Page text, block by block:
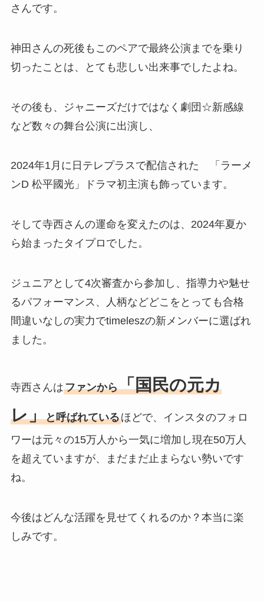
さんです。
神田さんの死後もこのペアで最終公演までを乗り
切ったことは、とても悲しい出来事でしたよね。
その後も、ジャニーズだけではなく劇団☆新感線
など数々の舞台公演に出演し、
2024年1月に日テレプラスで配信された 「ラーメ
ンD 松平國光」ドラマ初主演も飾っています。
そして寺西さんの運命を変えたのは、2024年夏か
ら始まったタイプロでした。
ジュニアとして4次審査から参加し、指導力や魅せ
るパフォーマンス、人柄などどこをとっても合格
間違いなしの実力でtimeleszの新メンバーに選ばれ
ました。
寺西さんはファンから「国民の元カ
レ」と呼ばれているほどで、インスタのフォロ
ワーは元々の15万人から一気に増加し現在50万人
を超えていますが、まだまだ止まらない勢いです
ね。
今後はどんな活躍を見せてくれるのか？本当に楽
しみです。